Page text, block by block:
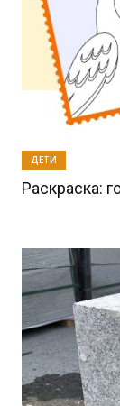
ДЕТИ
Раскраска: